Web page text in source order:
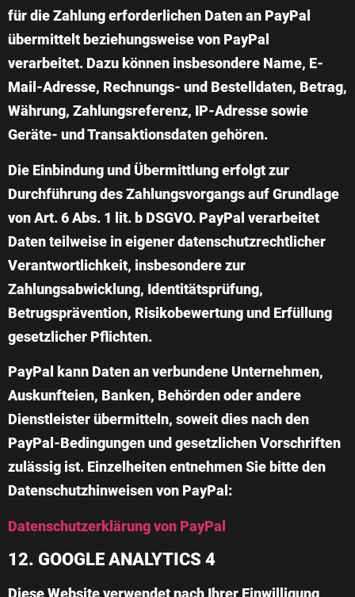
für die Zahlung erforderlichen Daten an PayPal
übermittelt beziehungsweise von PayPal
verarbeitet. Dazu können insbesondere Name, E-
Mail-Adresse, Rechnungs- und Bestelldaten, Betrag,
Währung, Zahlungsreferenz, IP-Adresse sowie
Geräte- und Transaktionsdaten gehören.
Die Einbindung und Übermittlung erfolgt zur
Durchführung des Zahlungsvorgangs auf Grundlage
von Art. 6 Abs. 1 lit. b DSGVO. PayPal verarbeitet
Daten teilweise in eigener datenschutzrechtlicher
Verantwortlichkeit, insbesondere zur
Zahlungsabwicklung, Identitätsprüfung,
Betrugsprävention, Risikobewertung und Erfüllung
gesetzlicher Pflichten.
PayPal kann Daten an verbundene Unternehmen,
Auskunfteien, Banken, Behörden oder andere
Dienstleister übermitteln, soweit dies nach den
PayPal-Bedingungen und gesetzlichen Vorschriften
zulässig ist. Einzelheiten entnehmen Sie bitte den
Datenschutzhinweisen von PayPal:
Datenschutzerklärung von PayPal
12. GOOGLE ANALYTICS 4
Diese Website verwendet nach Ihrer Einwilligung